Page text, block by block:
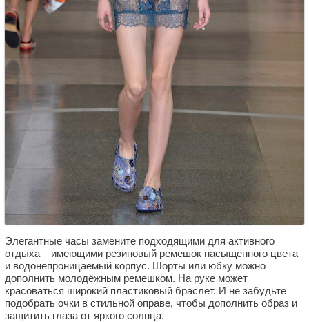
Элегантные часы замените подходящими для активного
отдыха – имеющими резиновый ремешок насыщенного цвета
и водонепроницаемый корпус. Шорты или юбку можно
дополнить молодёжным ремешком. На руке может
красоваться широкий пластиковый браслет. И не забудьте
подобрать очки в стильной оправе, чтобы дополнить образ и
защитить глаза от яркого солнца.